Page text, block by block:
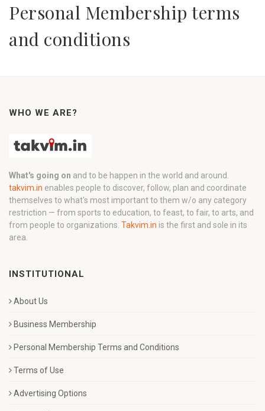
Personal Membership terms
and conditions
WHO WE ARE?
What's going on and to be happen in the world and around.
takvim.in enables people to discover, follow, plan and coordinate
themselves to what's most important to them w/o any category
restriction — from sports to education, to feast, to fair, to arts, and
from people to organizations. Takvim.in is the first and sole in its
area.
INSTITUTIONAL
About Us
Business Membership
Personal Membership Terms and Conditions
Terms of Use
Advertising Options